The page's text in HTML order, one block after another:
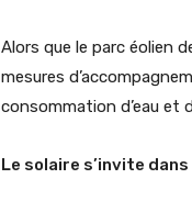
Alors que le parc éolien
mesures
consommation d’eau et
Le solaire s’invite